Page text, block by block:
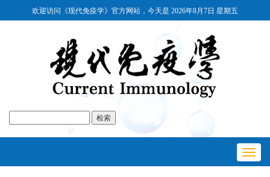
欢迎访问《现代免疫学》官方网站，今天是 2026年8月7日 星期五